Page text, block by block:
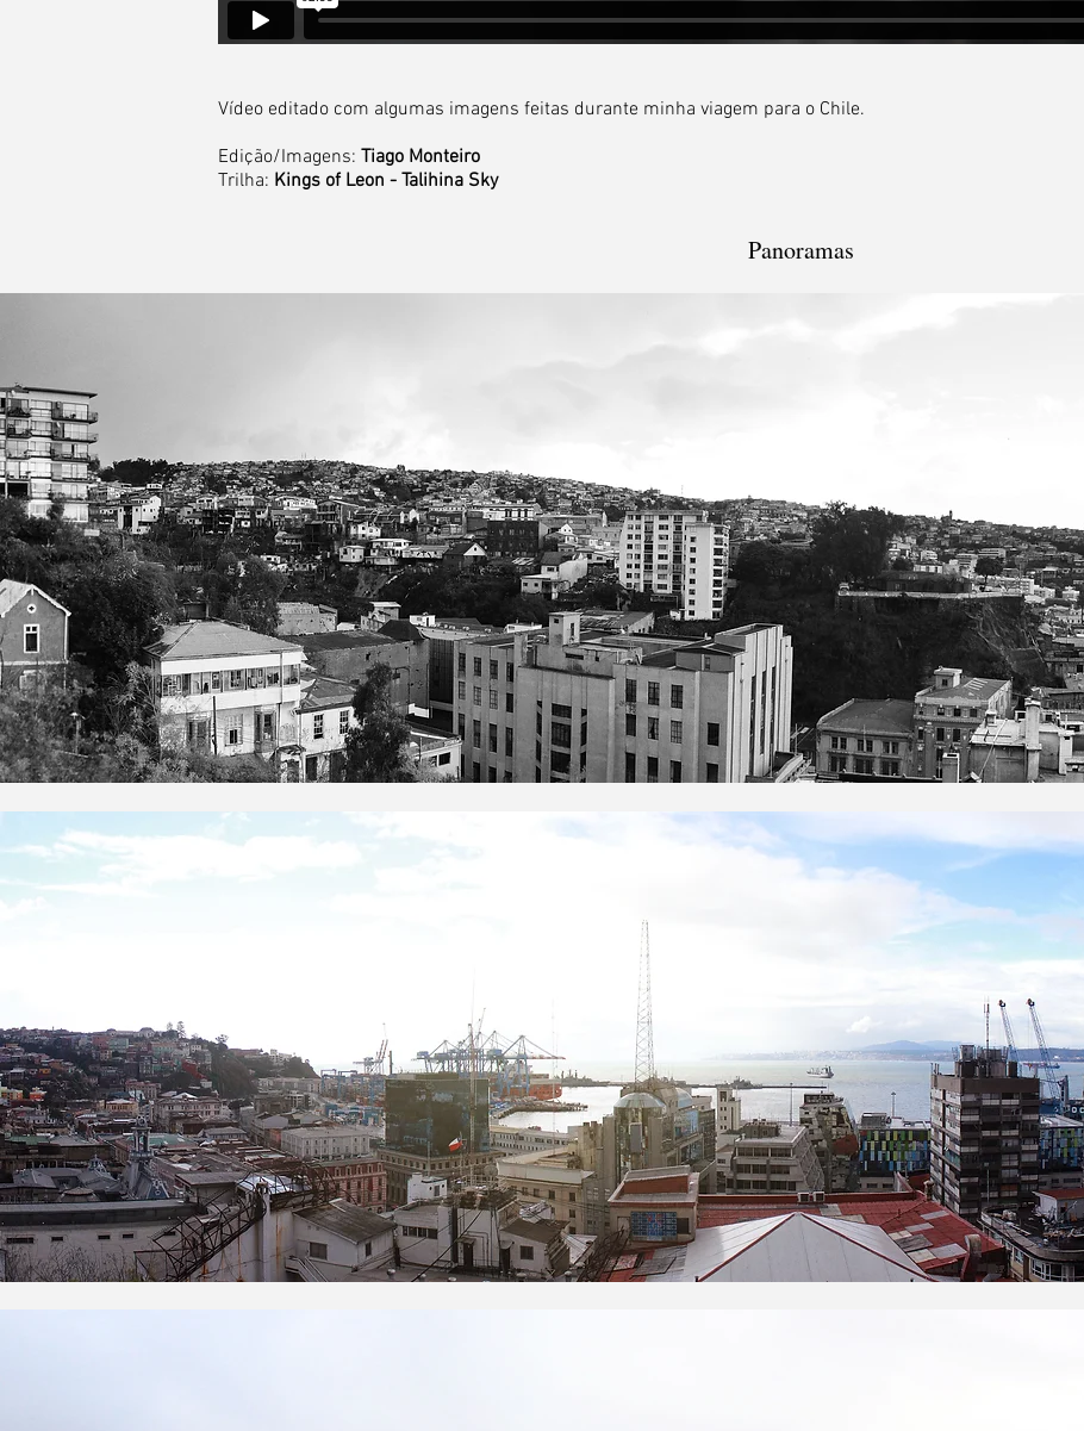
Vídeo editado com algumas imagens feitas durante minha viagem para o Chile.
Edição/Imagens: Tiago Monteiro
Trilha: Kings of Leon - Talihina Sky
Panoramas